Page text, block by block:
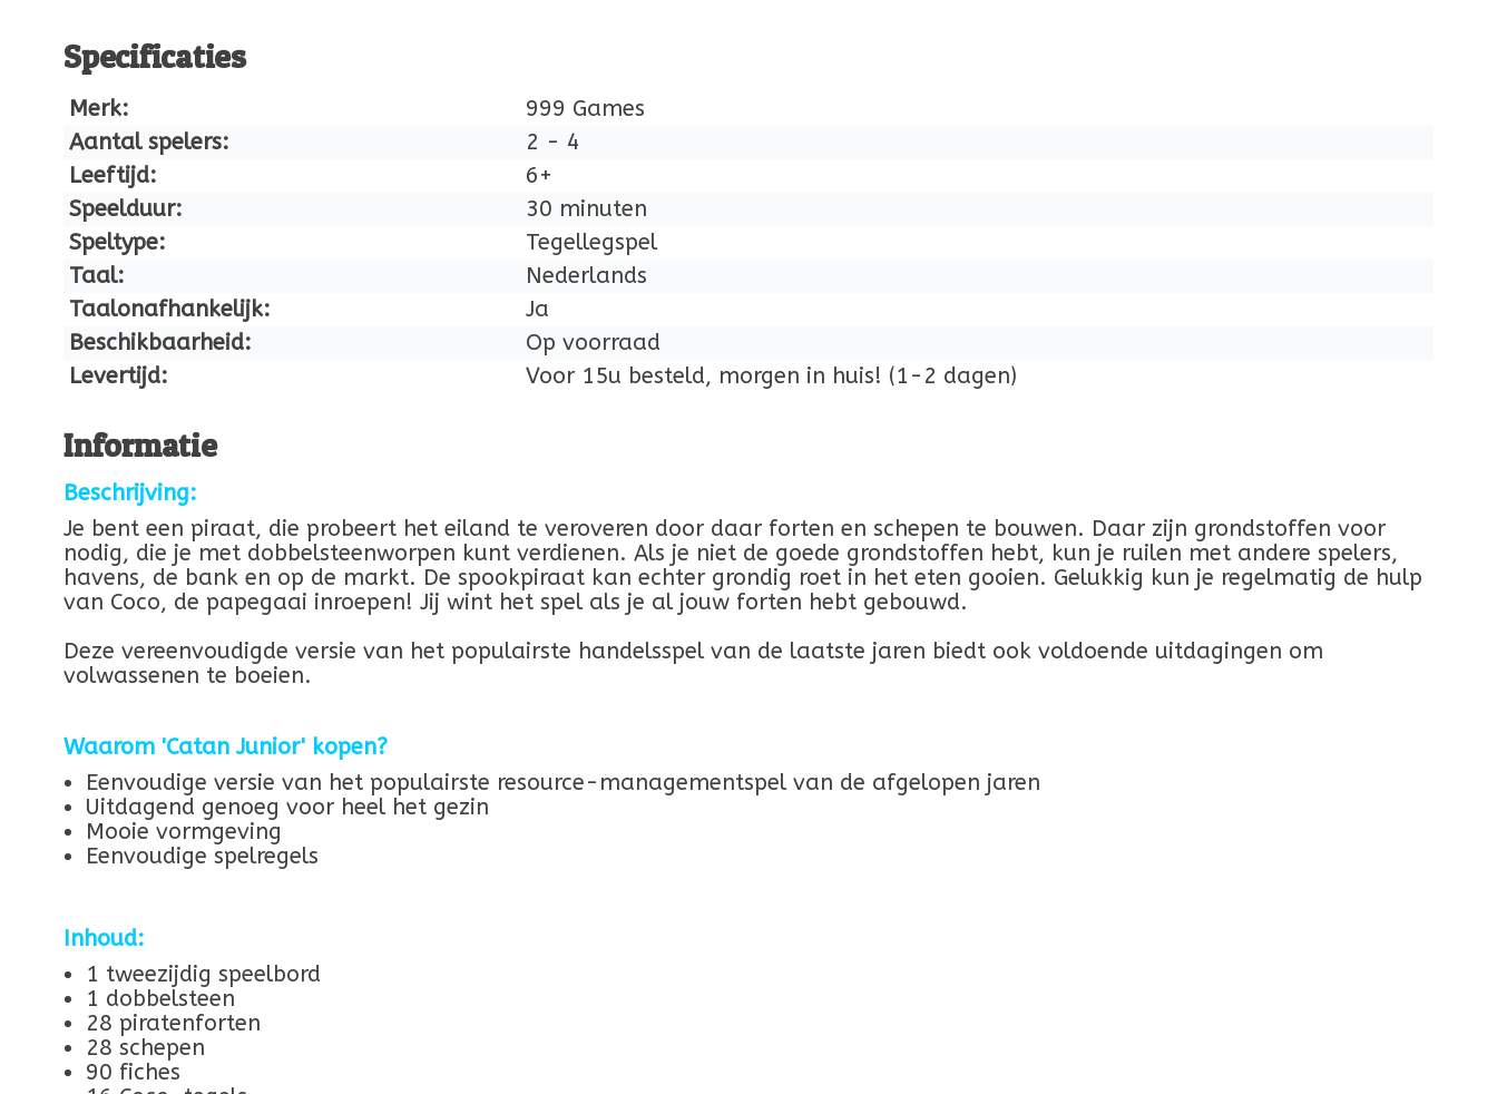
Specificaties
Merk:
999 Games
Aantal spelers:
2 - 4
Leeftijd:
6+
Speelduur:
30 minuten
Speltype:
Tegellegspel
Taal:
Nederlands
Taalonafhankelijk:
Ja
Beschikbaarheid:
Op voorraad
Levertijd:
Voor 15u besteld, morgen in huis! (1-2 dagen)
Informatie
Beschrijving:
Je bent een piraat, die probeert het eiland te veroveren door daar forten en schepen te bouwen. Daar zijn grondstoffen voor
nodig, die je met dobbelsteenworpen kunt verdienen. Als je niet de goede grondstoffen hebt, kun je ruilen met andere spelers,
havens, de bank en op de markt. De spookpiraat kan echter grondig roet in het eten gooien. Gelukkig kun je regelmatig de hulp
van Coco, de papegaai inroepen! Jij wint het spel als je al jouw forten hebt gebouwd.
Deze vereenvoudigde versie van het populairste handelsspel van de laatste jaren biedt ook voldoende uitdagingen om
volwassenen te boeien.
Waarom 'Catan Junior' kopen?
Eenvoudige versie van het populairste resource-managementspel van de afgelopen jaren
Uitdagend genoeg voor heel het gezin
Mooie vormgeving
Eenvoudige spelregels
Inhoud:
1 tweezijdig speelbord
1 dobbelsteen
28 piratenforten
28 schepen
90 fiches